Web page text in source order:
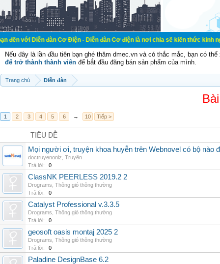
đàn Cơ Điện - Diễn đàn Cơ điện là nơi chia sẽ kiến thức kinh nghiệm
Nếu đây là lần đầu tiên bạn ghé thăm dmec.vn và có thắc mắc, bạn có
để trở thành thành viên để bắt đầu đăng bán sản phẩm của mình.
Trang chủ Diễn đàn
1 2 3 4 5 6 → 10 Tiếp >
TIÊU ĐỀ
Mọi người ơi, truyện khoa huyễn trên Webnovel có bộ nào
doctruyenonlz Truyện
Trả lời:
0
ClassNK PEERLESS 2019.2 2
Drograms Thông gió thông thường
Trả lời:
0
Catalyst Professional v.3.3.5
Drograms Thông gió thông thường
Trả lời:
0
geosoft oasis montaj 2025 2
Drograms Thông gió thông thường
Trả lời:
0
Paladine DesignBase 6.2